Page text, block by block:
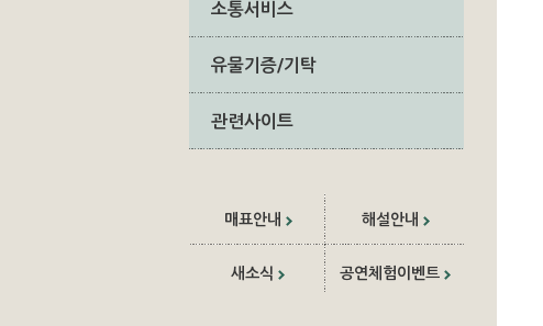
소통서비스
유물기증/기탁
관련사이트
매표안내 해설안내
새소식 공연체험이벤트